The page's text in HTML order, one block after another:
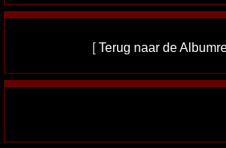
[Terug naar de